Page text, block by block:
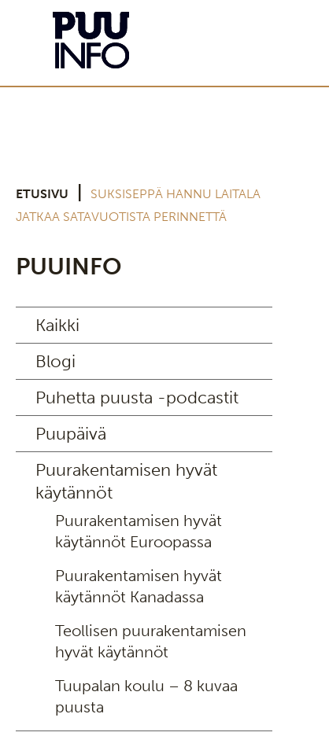
ETUSIVU
SUKSISEPPÄ HANNU LAITALA
JATKAA SATAVUOTISTA PERINNETTÄ
PUUINFO
Kaikki
Blogi
Puhetta puusta -podcastit
Puupäivä
Puurakentamisen hyvät
käytännöt
Puurakentamisen hyvät
käytännöt Euroopassa
Puurakentamisen hyvät
käytännöt Kanadassa
Teollisen puurakentamisen
hyvät käytännöt
Tuupalan koulu – 8 kuvaa
puusta